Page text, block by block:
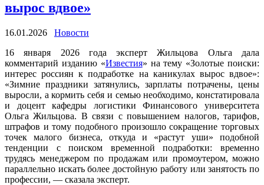
вырос вдвое»
16.01.2026
Новости
16 января 2026 года эксперт Жильцова Ольга дала
комментарий изданию «Известия» на тему «Золотые поиски:
интерес россиян к подработке на каникулах вырос вдвое»:
«Зимние праздники затянулись, зарплаты потрачены, цены
выросли, а кормить себя и семью необходимо, констатировала
и доцент кафедры логистики Финансового университета
Ольга Жильцова. В связи с повышением налогов, тарифов,
штрафов и тому подобного произошло сокращение торговых
точек малого бизнеса, откуда и «растут уши» подобной
тенденции с поиском временной подработки: временно
трудясь менеджером по продажам или промоутером, можно
параллельно искать более достойную работу или занятость по
профессии, — сказала эксперт.